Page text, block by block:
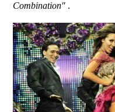
Combination" .